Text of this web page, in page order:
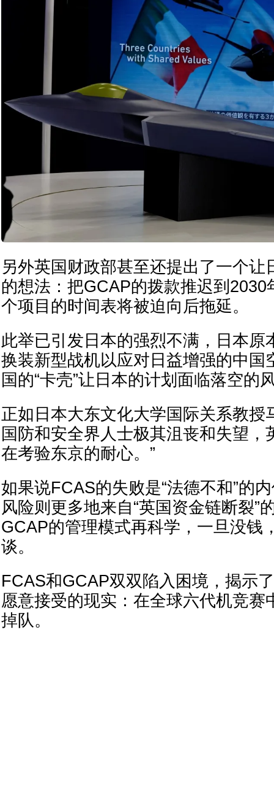
另外英国财政部甚至还提出了一个让
的想法：把GCAP的拨款推迟到2030
个项目的时间表将被迫向后拖延。
此举已引发日本的强烈不满，日本原
换装新型战机以应对日益增强的中国
国的“卡壳”让日本的计划面临落空的
正如日本大东文化大学国际关系教授
国防和安全界人士极其沮丧和失望，
在考验东京的耐心。”
如果说FCAS的失败是“法德不和”的
风险则更多地来自“英国资金链断裂”
GCAP的管理模式再科学，一旦没钱
谈。
FCAS和GCAP双双陷入困境，揭示
愿意接受的现实：在全球六代机竞赛
掉队。